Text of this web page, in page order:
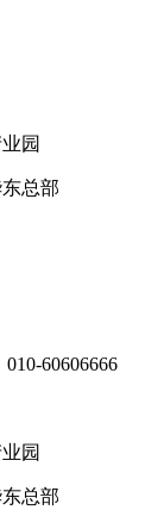
园
总部
60606666
园
总部